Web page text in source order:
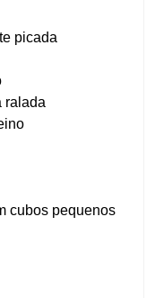
picada
ralada
cubos pequenos